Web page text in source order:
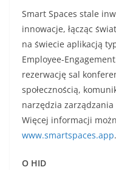
Smart Spaces stale
innowacje, łącząc
na świecie aplikacją
Employee-
rezerwację sal
społecznością,
narzędzia
Więcej informacji
www.smartspaces.app.
O HID